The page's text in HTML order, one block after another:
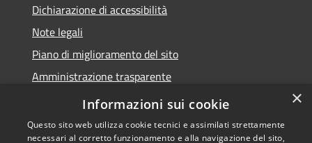
Dichiarazione di accessibilità
Note legali
Piano di miglioramento del sito
Amministrazione trasparente
Albo Pretorio
×
Informazioni sui cookie
Questo sito web utilizza cookie tecnici e assimilati strettamente
necessari al corretto funzionamento e alla navigazione del sito,